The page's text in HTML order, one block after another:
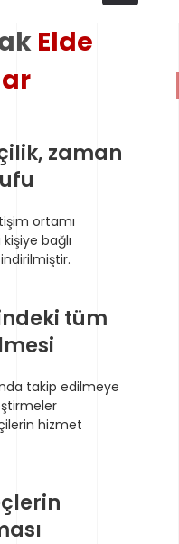
Elde
zaman
ortamı
bağlı
tüm
takip edilmeye
hizmet